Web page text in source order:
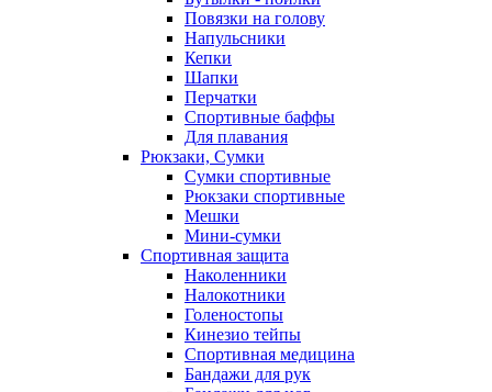
Повязки на голову
Напульсники
Кепки
Шапки
Перчатки
Спортивные баффы
Для плавания
Рюкзаки, Сумки
Сумки спортивные
Рюкзаки спортивные
Мешки
Мини-сумки
Спортивная защита
Наколенники
Налокотники
Голеностопы
Кинезио тейпы
Спортивная медицина
Бандажи для рук